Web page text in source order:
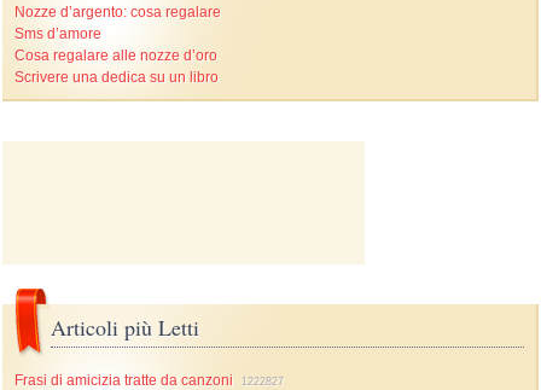
Nozze d’argento: cosa regalare
Sms d’amore
Cosa regalare alle nozze d’oro
Scrivere una dedica su un libro
Articoli più Letti
Frasi di amicizia tratte da canzoni 1222827